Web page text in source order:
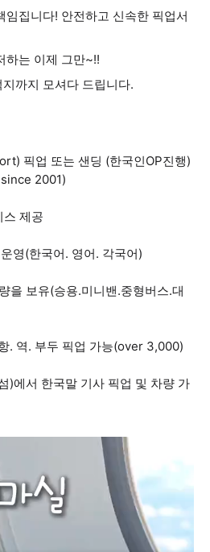
임집니다! 안전하고 신속한 픽업서
하는 이제 그만~!!
까지 모셔다 드립니다.
픽업 또는 샌딩 (한국인OP진행)
2001)
스 제공
영(한국어. 영어. 각국어)
을 보유(승용.미니밴.중형버스.대
. 역. 부두 픽업 가능(over 3,000)
)에서 한국말 기사 픽업 및 차량 가